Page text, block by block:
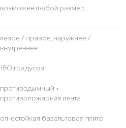
возможен любой размер
левое / правое, наружнее /
внутреннее
180 градусов
противодымный +
противопожарная лента
огнестойкая базальтовая плита